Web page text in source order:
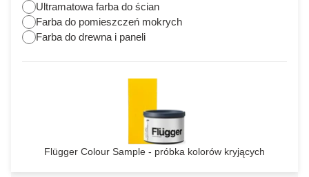
Ultramatowa farba do ścian
Farba do pomieszczeń mokrych
Farba do drewna i paneli
Flügger Colour Sample - próbka kolorów kryjących